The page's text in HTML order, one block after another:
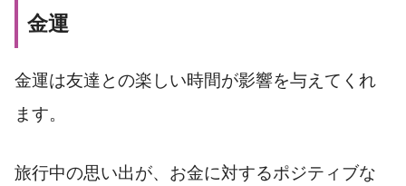
金運
金運は友達との楽しい時間が影響を与えてくれ
ます。
旅行中の思い出が、お金に対するポジティブな